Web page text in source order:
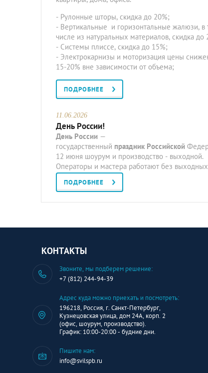
- Рулонные шторы, скидка до 20%;
- Вертикальные и горизонтальные жалюзи, в
числе из натуральных материалов, скидка до
- Системы плиссе, скидка до 15%;
- Электрокарнизы и моторизация цены
15-20% вне зависимости от объема;
ПОДРОБНЕЕ
11.06.2026
День России!
День России —
государственный праздник Российской
12 июня шоурум и производство - выходной.
Операторы и мастера работают без
ПОДРОБНЕЕ
КОНТАКТЫ
Звоните, мы подберем решение:
+7 (812) 244-94-39
Адрес куда можно приехать и посмотреть:
196218, Россия, г. Санкт-Петербург,
Кузнецовская улица, дом 24А, корп. 2
(офис, шоурум, производство).
График: 10:00-20:00 - будние дни.
Пишите нам:
info@svilspb.ru